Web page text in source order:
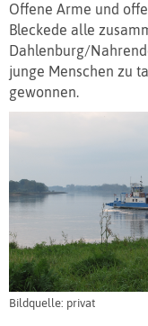
Offene Arme und
Bleckede alle
Dahlenburg/
junge Menschen zu
gewonnen.
Bildquelle: privat